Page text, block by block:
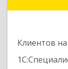
Клиентов